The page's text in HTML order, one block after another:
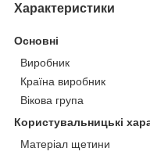
Характеристики
Основні
Виробник
Країна виробник
Вікова група
Користувальницькі
Матеріал щетини